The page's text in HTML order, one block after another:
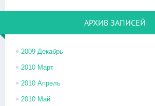
АРХИВ ЗАПИСЕЙ
2009 Декабрь
2010 Март
2010 Апрель
2010 Май